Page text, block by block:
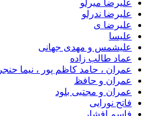
علیرضا میرلو
علیرضا ندرلو
علیرضا ی
علیسا
علیشمس و مهدی جهانی
عماد طالب زاده
عمران ، حامد کاظم پور ، نیما حنجر
عمران و حافظ
عمران و مجتبی بلود
فاتح نورایی
فاسم افشار